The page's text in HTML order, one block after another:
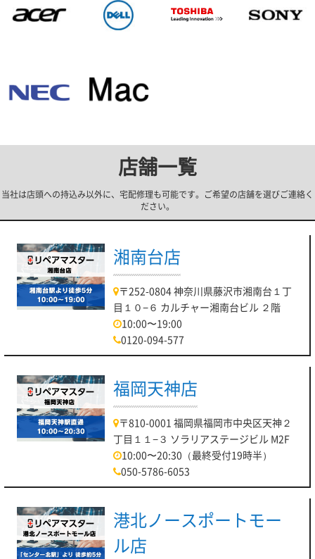
店舗一覧
当社は店頭への持込み以外に、宅配修理も可能です。ご希望の店舗を選びご連絡く
ださい。
湘南台店
〒252-0804 神奈川県藤沢市湘南台１丁
目１０−６ カルチャー湘南台ビル ２階
10:00〜19:00
0120-094-577
福岡天神店
〒810-0001 福岡県福岡市中央区天神２
丁目１１−３ ソラリアステージビル M2F
10:00〜20:30（最終受付19時半）
050-5786-6053
港北ノースポートモー
ル店